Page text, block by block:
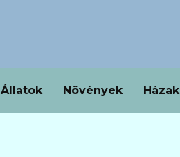
Állatok Növények Házak